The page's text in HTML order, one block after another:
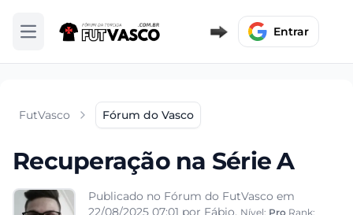
Abrir menu Entrar
FutVasco Fórum do Vasco
Recuperação na Série A
Publicado no Fórum do FutVasco em
22/08/2025 07:01 por Fábio, Nível: Pro Rank: